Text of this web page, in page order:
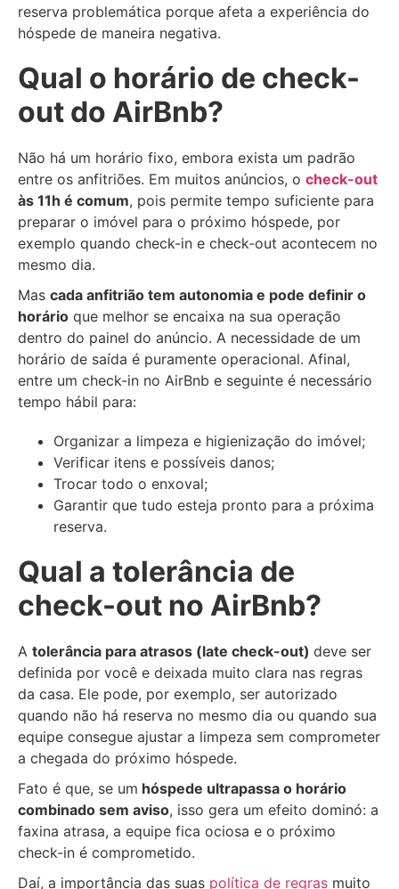
reserva problemática porque afeta a experiência do
hóspede de maneira negativa.
Qual o horário de check-
out do AirBnb?
Não há um horário fixo, embora exista um padrão
entre os anfitriões. Em muitos anúncios, o check-out
às 11h é comum, pois permite tempo suficiente para
preparar o imóvel para o próximo hóspede, por
exemplo quando check-in e check-out acontecem no
mesmo dia.
Mas cada anfitrião tem autonomia e pode definir o
horário que melhor se encaixa na sua operação
dentro do painel do anúncio. A necessidade de um
horário de saída é puramente operacional. Afinal,
entre um check-in no AirBnb e seguinte é necessário
tempo hábil para:
Organizar a limpeza e higienização do imóvel;
Verificar itens e possíveis danos;
Trocar todo o enxoval;
Garantir que tudo esteja pronto para a próxima
reserva.
Qual a tolerância de
check-out no AirBnb?
A tolerância para atrasos (late check-out) deve ser
definida por você e deixada muito clara nas regras
da casa. Ele pode, por exemplo, ser autorizado
quando não há reserva no mesmo dia ou quando sua
equipe consegue ajustar a limpeza sem comprometer
a chegada do próximo hóspede.
Fato é que, se um hóspede ultrapassa o horário
combinado sem aviso, isso gera um efeito dominó: a
faxina atrasa, a equipe fica ociosa e o próximo
check-in é comprometido.
Daí, a importância das suas política de regras muito